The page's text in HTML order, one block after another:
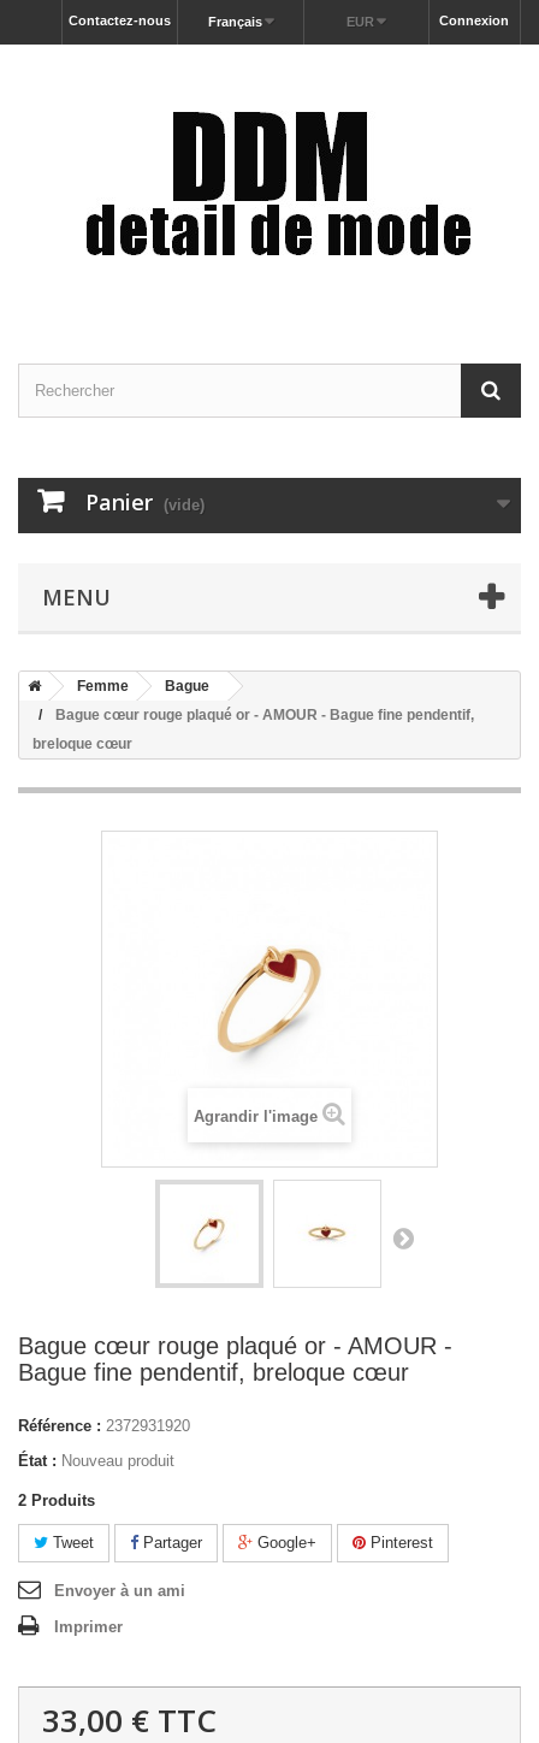
Connexion
EUR
Français
Contactez-nous
Panier (vide)
MENU
Femme
Bague
Bague cœur rouge plaqué or - AMOUR - Bague fine pendentif,
breloque cœur
Agrandir l'image
Bague cœur rouge plaqué or - AMOUR -
Bague fine pendentif, breloque cœur
Référence : 2372931920
État : Nouveau produit
2 Produits
Tweet Partager Google+ Pinterest
Envoyer à un ami
Imprimer
33,00 € TTC